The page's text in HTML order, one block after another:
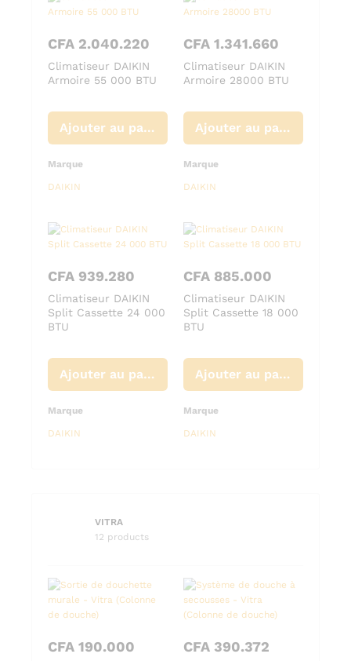
CFA 2.040.220
Climatiseur DAIKIN
Armoire 55 000 BTU
Ajouter au panier
Marque
DAIKIN
CFA 1.341.660
Climatiseur DAIKIN
Armoire 28000 BTU
Ajouter au panier
Marque
DAIKIN
CFA 939.280
Climatiseur DAIKIN
Split Cassette 24 000
BTU
Ajouter au panier
Marque
DAIKIN
CFA 885.000
Climatiseur DAIKIN
Split Cassette 18 000
BTU
Ajouter au panier
Marque
DAIKIN
VITRA
12 products
CFA 190.000 CFA 390.372